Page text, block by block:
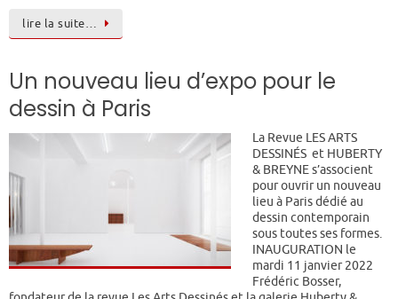
lire la suite…
Un nouveau lieu d’expo pour le
dessin à Paris
La Revue LES ARTS
DESSINÉS et HUBERTY
& BREYNE s’associent
pour ouvrir un nouveau
lieu à Paris dédié au
dessin contemporain
sous toutes ses formes.
INAUGURATION le
mardi 11 janvier 2022
Frédéric Bosser,